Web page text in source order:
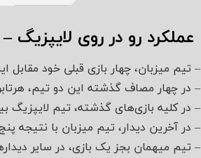
عملکرد رو در روی لایپزیگ
– تیم میزبان، چهار بازی قبلی خود
– در چهار مصاف گذشته این دو تیم،
– در کلیه بازی‌های گذشته، تیم لایپزیگ
– در آخرین دیدار، تیم میزبان با نتیجه
– تیم میهمان بجز یک بازی، در سایر